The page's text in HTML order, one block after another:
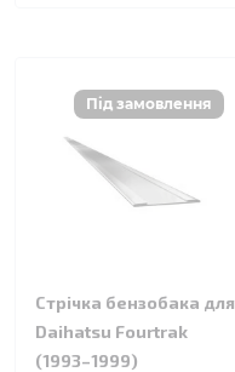
Стрічка бензобака для
Daihatsu Fourtrak
(1993–1999)